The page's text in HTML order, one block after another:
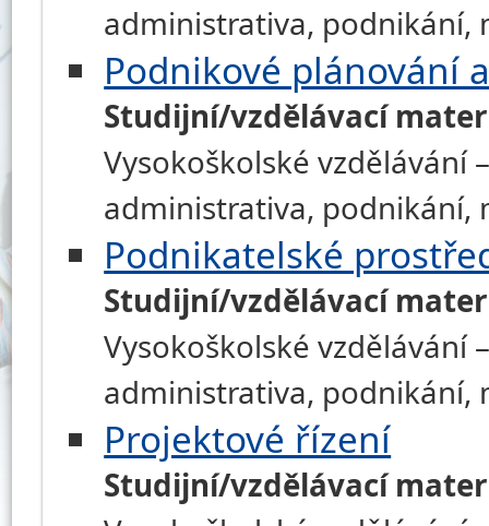
administrativa,
Podnikové plánování
Studijní/vzdělávací
Vysokoškolské vzdělávání
administrativa,
Podnikatelské
Studijní/vzdělávací
Vysokoškolské vzdělávání
administrativa,
Projektové řízení
Studijní/vzdělávací